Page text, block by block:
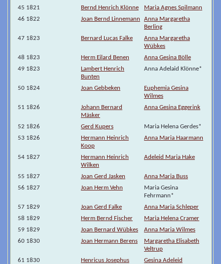
45 1821
Bernd Henrich Klönne
Maria Agnes Spilmann
46 1822
Joan Bernd Linnemann
Anna Margaretha
Berling
47 1823
Bernard Lucas Falke
Anna Margaretha
Wübkes
48 1823
Herm Eilard Benen
Anna Gesina Bölle
49 1823
Lambert Henrich
Bunten
Anna Adelaid Klönne*
50 1824 Joan Gebbeken
Euphemia Gesina
Wilmes
51 1826
Johann Bernard
Mäsker
Anna Gesina Eggerink
52 1826 Gerd Kupers
Maria Helena Gerdes*
53 1826
Hermann Heinrich
Koop
Anna Maria Haarmann
54 1827
Hermann Heinrich
Wilken
Adeleid Maria Hake
55 1827 Joan Gerd Jasken
Anna Maria Buss
56 1827
Joan Herm Vehn
Maria Gesina
Fehrmann*
57 1829
Joan Gerd Falke
Anna Maria Schleper
58 1829
Herm Bernd Fischer
Maria Helena Cramer
59 1829
Joan Bernard Wübkes
Anna Maria Wilmes
60 1830
Joan Hermann Berens
Margaretha Elisabeth
Veltrup
61 1830
Henricus Josephus
Gesina Adeleid